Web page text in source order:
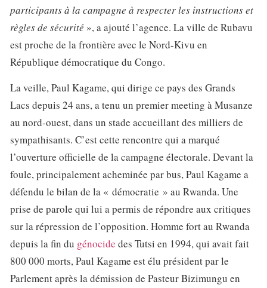
participants à la campagne à respecter les instructions et
règles de sécurité », a ajouté l’agence. La ville de Rubavu
est proche de la frontière avec le Nord-Kivu en
République démocratique du Congo.
La veille, Paul Kagame, qui dirige ce pays des Grands
Lacs depuis 24 ans, a tenu un premier meeting à Musanze
au nord-ouest, dans un stade accueillant des milliers de
sympathisants. C’est cette rencontre qui a marqué
l’ouverture officielle de la campagne électorale. Devant la
foule, principalement acheminée par bus, Paul Kagame a
défendu le bilan de la « démocratie » au Rwanda. Une
prise de parole qui lui a permis de répondre aux critiques
sur la répression de l’opposition. Homme fort au Rwanda
depuis la fin du génocide des Tutsi en 1994, qui avait fait
800 000 morts, Paul Kagame est élu président par le
Parlement après la démission de Pasteur Bizimungu en